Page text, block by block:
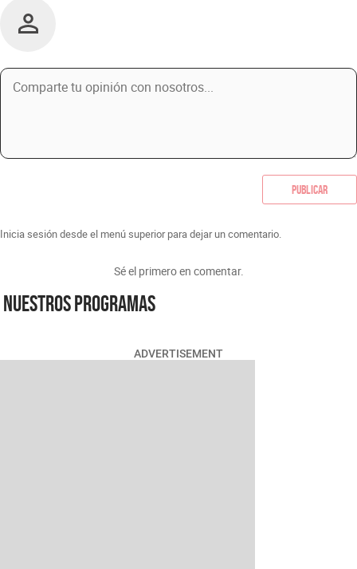
Publicar
Inicia sesión desde el menú superior para dejar un comentario.
Sé el primero en comentar.
Nuestros programas
ADVERTISEMENT